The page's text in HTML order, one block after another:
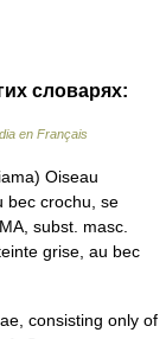
словарях:
en Français
Oiseau
bec crochu, se
subst. masc.
grise, au bec
consisting only of